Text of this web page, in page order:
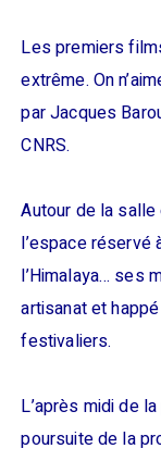
Les premiers
extrême. On
par Jacques
CNRS.
Autour de la
l’espace réservé
l’Himalaya… ses
artisanat et
festivaliers.
L’après midi de
poursuite de la